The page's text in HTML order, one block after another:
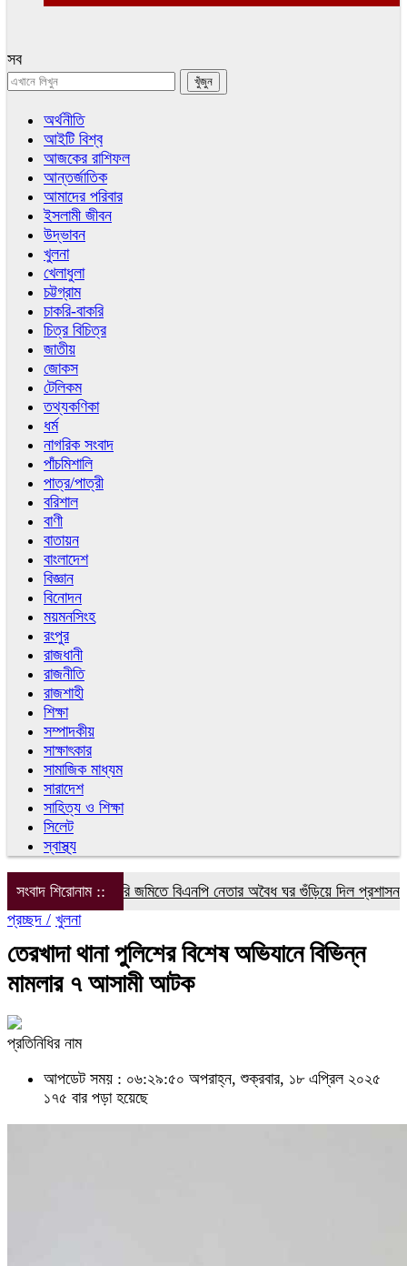
সব
অর্থনীতি
আইটি বিশ্ব
আজকের রাশিফল
আন্তর্জাতিক
আমাদের পরিবার
ইসলামী জীবন
উদ্ভাবন
খুলনা
খেলাধুলা
চট্টগ্রাম
চাকরি-বাকরি
চিত্র বিচিত্র
জাতীয়
জোকস
টেলিকম
তথ্যকণিকা
ধর্ম
নাগরিক সংবাদ
পাঁচমিশালি
পাত্র/পাত্রী
বরিশাল
বাণী
বাতায়ন
বাংলাদেশ
বিজ্ঞান
বিনোদন
ময়মনসিংহ
রংপুর
রাজধানী
রাজনীতি
রাজশাহী
শিক্ষা
সম্পাদকীয়
সাক্ষাৎকার
সামাজিক মাধ্যম
সারাদেশ
সাহিত্য ও শিক্ষা
সিলেট
স্বাস্থ্য
সংবাদ শিরোনাম ::
সরকারি জমিতে বিএনপি নেতার অবৈধ ঘর গুঁড়িয়ে দিল প্রশাসন
প্রচ্ছদ / খুলনা
তেরখাদা থানা পুলিশের বিশেষ অভিযানে বিভিন্ন
মামলার ৭ আসামী আটক
প্রতিনিধির নাম
আপডেট সময় : ০৬:২৯:৫০ অপরাহ্ন, শুক্রবার, ১৮ এপ্রিল ২০২৫
১৭৫ বার পড়া হয়েছে